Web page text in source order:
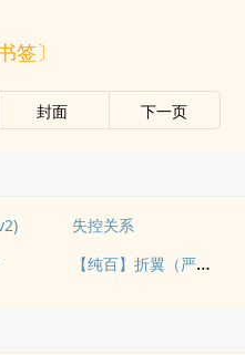
签〕
封面 下一页
失控关系
【纯百】折翼（严厉上司是小鸟）